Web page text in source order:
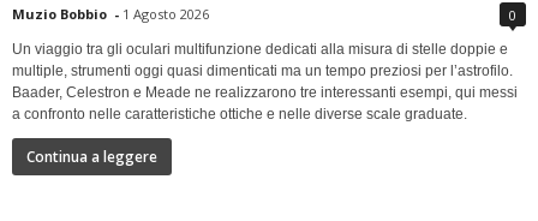
Muzio Bobbio - 1 Agosto 2026 0
Un viaggio tra gli oculari multifunzione dedicati alla misura di stelle doppie e
multiple, strumenti oggi quasi dimenticati ma un tempo preziosi per l’astrofilo.
Baader, Celestron e Meade ne realizzarono tre interessanti esempi, qui messi
a confronto nelle caratteristiche ottiche e nelle diverse scale graduate.
Continua a leggere